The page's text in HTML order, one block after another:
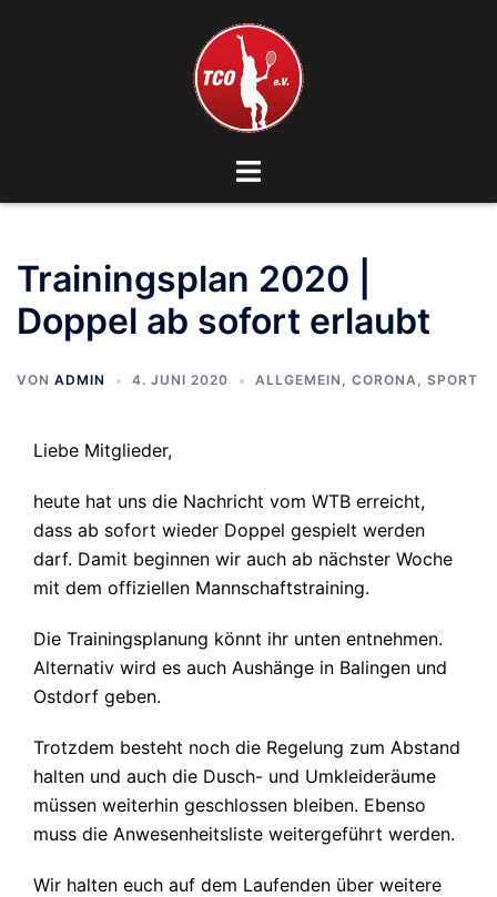
Menü
Trainingsplan 2020 |
Doppel ab sofort erlaubt
VON ADMIN 4. JUNI 2020 ALLGEMEIN , CORONA, SPORT
Liebe Mitglieder,
heute hat uns die Nachricht vom WTB erreicht,
dass ab sofort wieder Doppel gespielt werden
darf. Damit beginnen wir auch ab nächster Woche
mit dem offiziellen Mannschaftstraining.
Die Trainingsplanung könnt ihr unten entnehmen.
Alternativ wird es auch Aushänge in Balingen und
Ostdorf geben.
Trotzdem besteht noch die Regelung zum Abstand
halten und auch die Dusch- und Umkleideräume
müssen weiterhin geschlossen bleiben. Ebenso
muss die Anwesenheitsliste weitergeführt werden.
Wir halten euch auf dem Laufenden über weitere